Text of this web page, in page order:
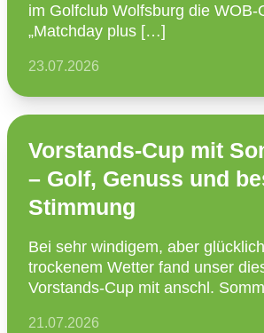
im Golfclub Wolfsburg die WOB-
„Matchday plus […]
23.07.2026
Vorstands-Cup mit
– Golf, Genuss und
Stimmung
Bei sehr windigem, aber
trockenem Wetter fand unser
Vorstands-Cup mit anschl.
21.07.2026